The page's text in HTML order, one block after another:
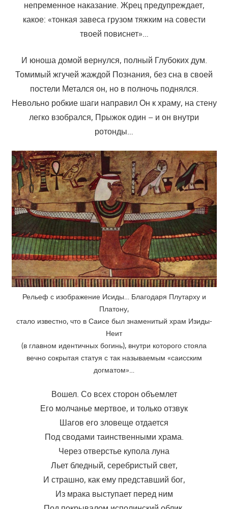
непременное наказание. Жрец предупреждает,
какое: «тонкая завеса грузом тяжким на совести
твоей повиснет»…
И юноша домой вернулся, полный Глубоких дум.
Томимый жгучей жаждой Познания, без сна в своей
постели Метался он, но в полночь поднялся.
Невольно робкие шаги направил Он к храму, на стену
легко взобрался, Прыжок один – и он внутри
ротонды…
Рельеф с изображение Исиды… Благодаря Плутарху и
Платону,
стало известно, что в Саисе был знаменитый храм Изиды-
Неит
(в главном идентичных богинь), внутри которого стояла
вечно сокрытая статуя с так называемым «саисским
догматом»…
Вошел. Со всех сторон объемлет
Его молчанье мертвое, и только отзвук
Шагов его зловеще отдается
Под сводами таинственными храма.
Через отверстье купола луна
Льет бледный, серебристый свет,
И страшно, как ему представший бог,
Из мрака выступает перед ним